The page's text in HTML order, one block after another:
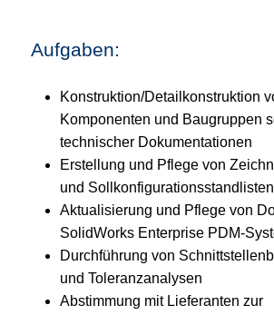
Aufgaben:
Konstruktion/Detailkonstruktion
Komponenten und Baugruppen
technischer Dokumentationen
Erstellung und Pflege von
und Sollkonfigurationsstandlisten
Aktualisierung und Pflege von
SolidWorks Enterprise PDM-
Durchführung von
und Toleranzanalysen
Abstimmung mit Lieferanten zur